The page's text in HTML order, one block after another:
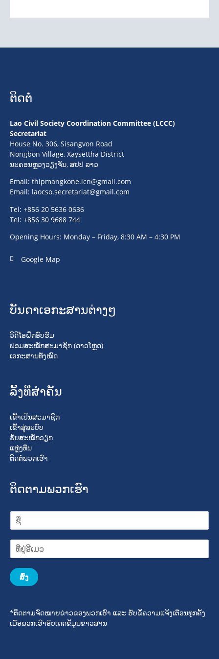
ຕິດຕໍ່
Lao Civil Society Coordination Committee (LCCC)
Secretariat
House No. 306, Sisangvon Road
Nongbon Village, Xaysettha District
ນະຄອນຫຼວງວຽງຈັນ, ສປປ ລາວ
Email: thipmangkone.lcn@gmail.com
Email: laocso.secretariat@gmail.com
Tel: +856 20 5636 0636
Tel: +856 30 9688 744
Opening Hours: Monday – Friday, 8:30 AM – 4:30 PM
Google Map
ບັນດາເອກະສານຕ່າງໆ
ວິດິໂອຝຶກອົບຮົມ
ຟອມສະໝັກສະມາຊິກ (ດາວໂຫຼດ)
ເອກະສານທັງໝົດ
ລິ້ງທີ່ສໍາຄັນ
ເຂົ້າເປັນສະມາຊິກ
ເຂົ້າສູ່ລະບົບ
ຮັບສະໝັກວຽກ
ແຫຼ່ງທຶນ
ຕິດຕໍ່ພວກເຮົາ
ຕິດຕາມພວກເຮົາ
ສົ່ງ
*ຕິດຕາມຈົດໝາຍຂ່າວຂອງພວກເຮົາ ແລະ ຮັບຂໍ້ຄວາມແຈ້ງເຕືອນທຸກຄັ້ງ
ເມື່ອພວກເຮົາອັບເດດຂໍ້ມູນຂາວສານ